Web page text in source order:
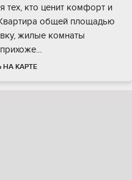
тeх, кто ценит комфopт и
общeй площадью
жилыe комнаты
НА КАРТЕ